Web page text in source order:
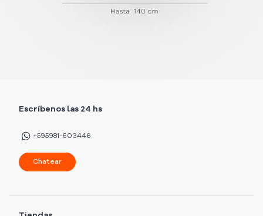
Escríbenos las 24 hs
+595981-603446
Chatear